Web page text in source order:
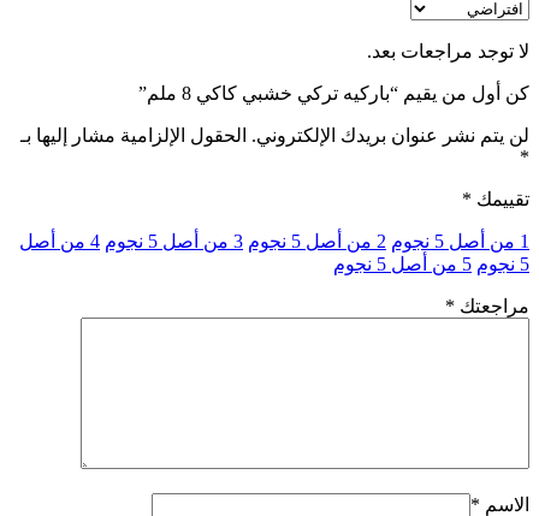
لا توجد مراجعات بعد.
كن أول من يقيم “باركيه تركي خشبي كاكي 8 ملم”
لن يتم نشر عنوان بريدك الإلكتروني. الحقول الإلزامية مشار إليها بـ
*
تقييمك *
1 من أصل 5 نجوم 2 من أصل 5 نجوم 3 من أصل 5 نجوم
4 من أصل
5 نجوم
5 من أصل 5 نجوم
مراجعتك *
الاسم *